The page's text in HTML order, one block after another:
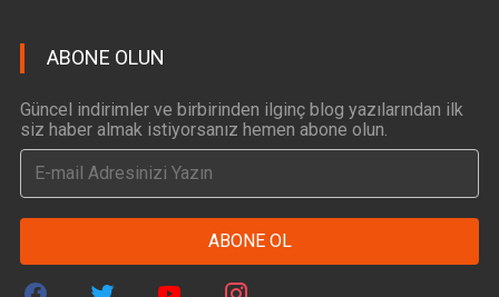
ABONE OLUN
Güncel indirimler ve birbirinden ilginç blog yazılarından ilk
siz haber almak istiyorsanız hemen abone olun.
ABONE OL